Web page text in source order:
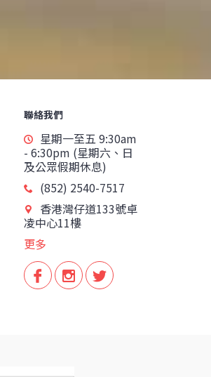
聯絡我們
星期一至五 9:30am
- 6:30pm (星期六、日
及公眾假期休息)
(852) 2540-7517
香港灣仔道133號卓
凌中心11樓
更多